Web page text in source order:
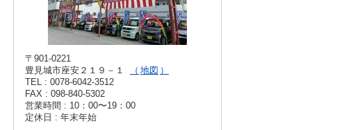
〒901-0221
豊見城市座安２１９－１
地図
TEL : 0078-6042-3512
FAX : 098-840-5302
営業時間 : 10：00〜19：00
定休日 : 年末年始